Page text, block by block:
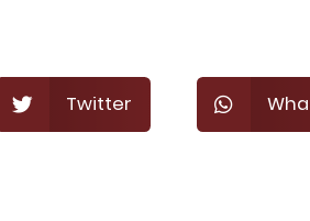
Twitter